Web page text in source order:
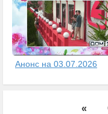
Анонс на 03.07.2026
«